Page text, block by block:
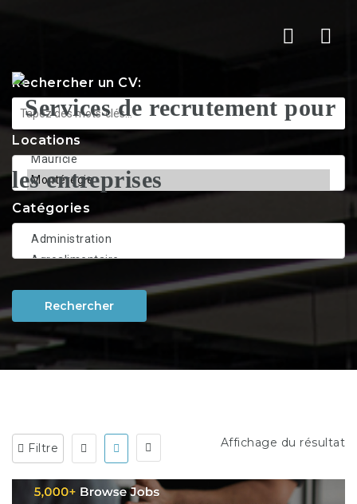
Rechercher un CV:
Locations
Catégories
Rechercher
Filtre Affichage du résultat